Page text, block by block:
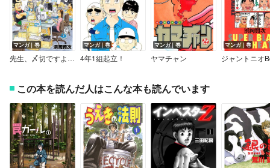
マンガ｜巻
先生、〆切ですよ！！
マンガ｜巻
4年1組起立！
マンガ｜巻
ヤマチャン
マンガ｜巻
ジャントニオ
この本を読んだ人はこんな本も読んでいます